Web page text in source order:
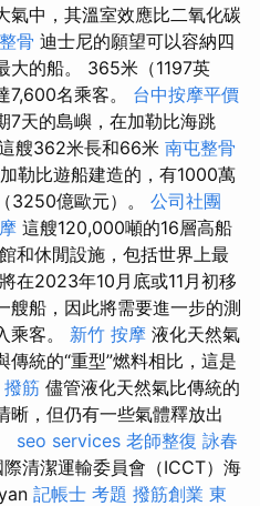
氣中，其溫室效應比二氧化碳
骨 迪士尼的願望可以容納四
大的船。 365米（1197英
7,600名乘客。 台中按摩平價
7天的島嶼，在加勒比海跳
艘362米長和66米 南屯整骨
勒比遊船建造的，有1000萬
3250億歐元）。 公司社團
這艘120,000噸的16層高船
和休閒設施，包括世界上最
在2023年10月底或11月初移
艘船，因此將需要進一步的測
乘客。 新竹 按摩 液化天然氣
統的“重型”燃料相比，這是
撥筋 儘管液化天然氣比傳統的
晰，但仍有一些氣體釋放出
seo services 老師整復 詠春
清潔運輸委員會（ICCT）海
記帳士 考題 撥筋創業 東